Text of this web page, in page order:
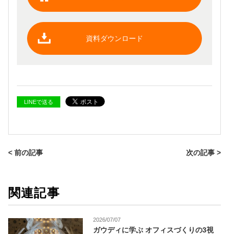
資料ダウンロード
LINEで送る
< 前の記事 次の記事 >
関連記事
2026/07/07
ガウディに学ぶ オフィスづくりの3視